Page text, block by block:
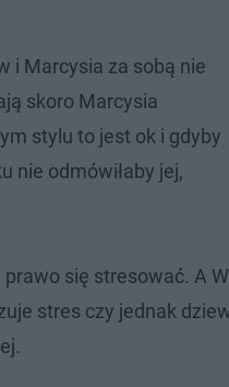
i Marcysia za sobą nie
skoro Marcysia
stylu to jest ok i gdyby
nie odmówiłaby jej,
się stresować. A
stres czy jednak